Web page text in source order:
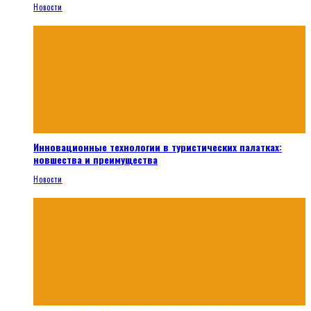
Новости
Инновационные технологии в туристических палатках:
новшества и преимущества
Новости